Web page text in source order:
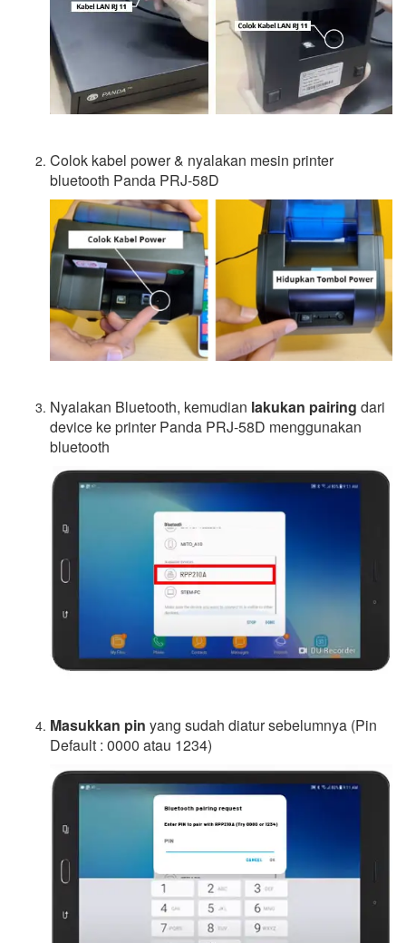
Colok kabel power & nyalakan mesin printer
bluetooth Panda PRJ-58D
Nyalakan Bluetooth, kemudian lakukan pairing dari
device ke printer Panda PRJ-58D menggunakan
bluetooth
Masukkan pin yang sudah diatur sebelumnya (Pin
Default : 0000 atau 1234)